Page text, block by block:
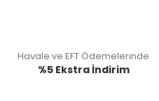
Havale ve EFT Ödemelerinde
%5 Ekstra İndirim